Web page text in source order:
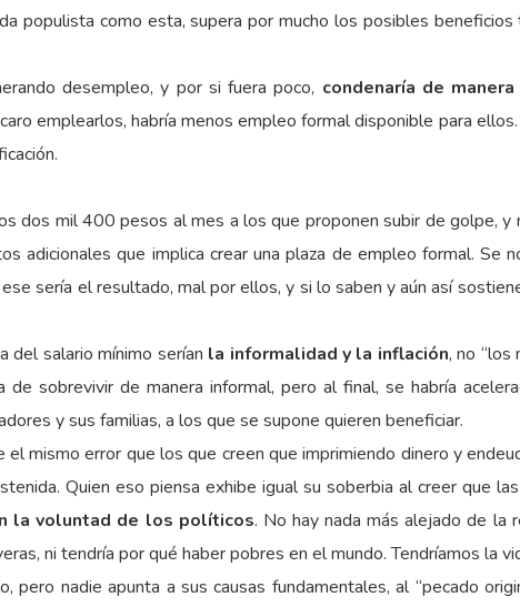
populista como esta, supera por mucho los posibles
desempleo, y por si fuera poco, condenaría de
emplearlos, habría menos empleo formal disponible para
dos mil 400 pesos al mes a los que proponen subir de golpe, y
que implica crear una plaza de empleo formal. Se
sería el resultado, mal por ellos, y si lo saben y aún así
del salario mínimo serían la informalidad y la inflación, no “los
sobrevivir de manera informal, pero al final, se habría
y sus familias, a los que se supone quieren beneficiar.
mismo error que los que creen que imprimiendo dinero y
Quien eso piensa exhibe igual su soberbia al creer que
la voluntad de los políticos. No hay nada más alejado de la
ni tendría por qué haber pobres en el mundo. Tendríamos la
nadie apunta a sus causas fundamentales, al “pecado